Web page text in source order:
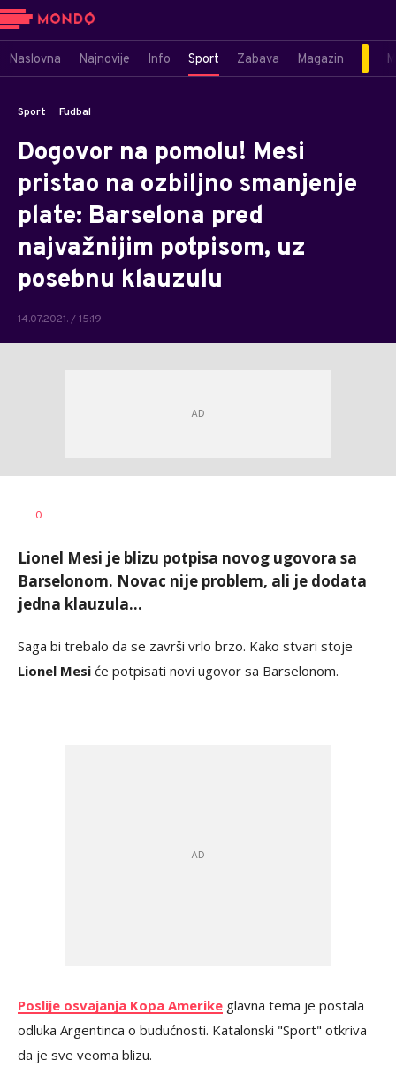
Naslovna Najnovije Info Sport Zabava Magazin
Sport Fudbal
Dogovor na pomolu! Mesi
pristao na ozbiljno smanjenje
plate: Barselona pred
najvažnijim potpisom, uz
posebnu klauzulu
14.07.2021. / 15:19
AUTOR
0
Lionel Mesi je blizu potpisa novog ugovora sa
Barselonom. Novac nije problem, ali je dodata
jedna klauzula...
Saga bi trebalo da se završi vrlo brzo. Kako stvari stoje
Lionel Mesi će potpisati novi ugovor sa Barselonom.
Poslije osvajanja Kopa Amerike glavna tema je postala
odluka Argentinca o budućnosti. Katalonski "Sport" otkriva
da je sve veoma blizu.